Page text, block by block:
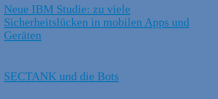
Neue IBM Studie: zu viele
Sicherheitslücken in mobilen Apps und
Geräten
SECTANK und die Bots